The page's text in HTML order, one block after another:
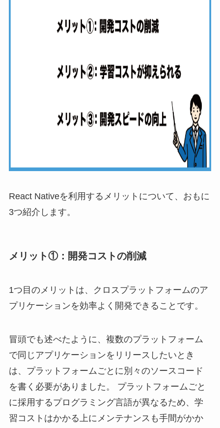
React Nativeを利用するメリットについて、おもに
3つ紹介します。
メリット①：開発コストの削減
1つ目のメリットは、クロスプラットフォームのア
プリケーションを効率よく開発できることです。
冒頭でも述べたように、複数のプラットフォーム
で同じアプリケーションをリリースしたいとき
は、プラットフォームごとに別々のソースコード
を書く必要がありました。 プラットフォームごと
に採用するプログラミング言語が異なるため、学
習コストはかかる上にメンテナンスも手間がかか